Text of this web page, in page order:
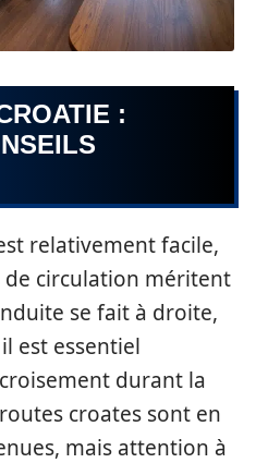
:
relativement facile,
de circulation méritent
se fait à droite,
est essentiel
durant la
croates sont en
mais attention à